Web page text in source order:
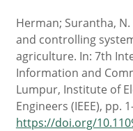
Herman; Surantha,
and controlling
agriculture. In: 7th
Information and
Lumpur, Institute of
Engineers (IEEE), pp.
https://doi.org/